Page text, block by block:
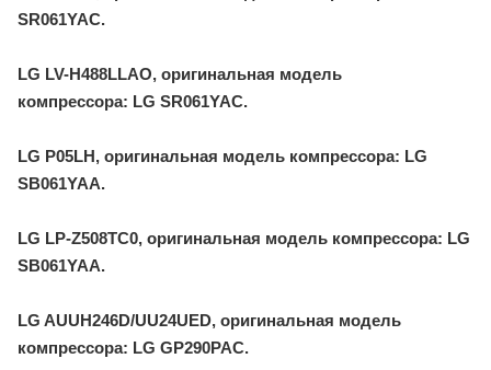
SR061YAC.
LG LV-H488LLAO, оригинальная модель
компрессора: LG SR061YAC.
LG P05LH, оригинальная модель компрессора: LG
SB061YAA.
LG LP-Z508TC0, оригинальная модель компрессора: LG
SB061YAA.
LG AUUH246D/UU24UED, оригинальная модель
компрессора: LG GP290PAC.